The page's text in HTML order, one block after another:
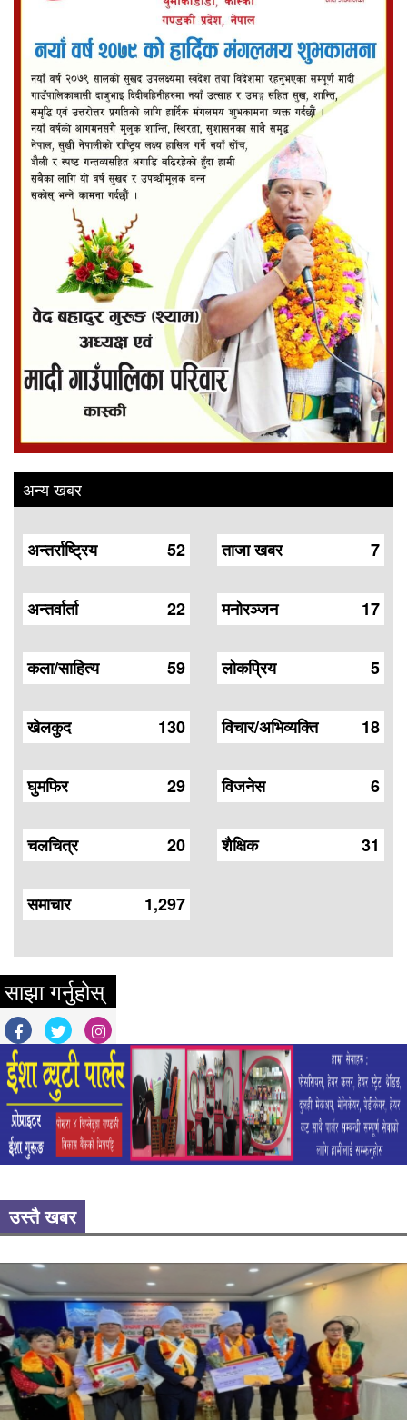
अन्य खबर
52
अन्तर्राष्ट्रिय
22
अन्तर्वार्ता
59
कला/साहित्य
130
खेलकुद
29
घुमफिर
20
चलचित्र
7
ताजा खबर
17
मनोरञ्जन
5
लोकप्रिय
18
विचार/अभिव्यक्ति
6
विजनेस
31
शैक्षिक
1,297
समाचार
साझा गर्नुहोस्
उस्तै खबर